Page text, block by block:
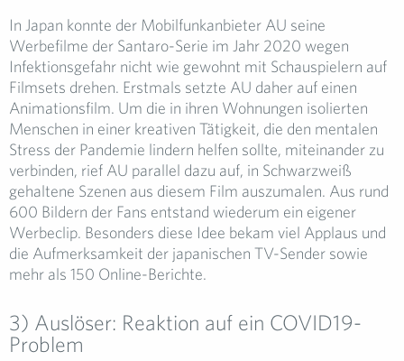
In Japan konnte der Mobilfunkanbieter AU seine
Werbefilme der Santaro-Serie im Jahr 2020 wegen
Infektionsgefahr nicht wie gewohnt mit Schauspielern auf
Filmsets drehen. Erstmals setzte AU daher auf einen
Animationsfilm. Um die in ihren Wohnungen isolierten
Menschen in einer kreativen Tätigkeit, die den mentalen
Stress der Pandemie lindern helfen sollte, miteinander zu
verbinden, rief AU parallel dazu auf, in Schwarzweiß
gehaltene Szenen aus diesem Film auszumalen. Aus rund
600 Bildern der Fans entstand wiederum ein eigener
Werbeclip. Besonders diese Idee bekam viel Applaus und
die Aufmerksamkeit der japanischen TV-Sender sowie
mehr als 150 Online-Berichte.
3) Auslöser: Reaktion auf ein COVID19-
Problem